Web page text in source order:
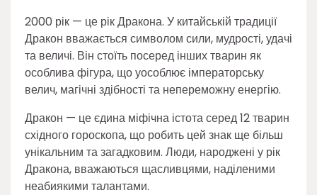
2000 рік — це рік Дракона. У китайській традиції
Дракон вважається символом сили, мудрості, удачі
та величі. Він стоїть посеред інших тварин як
особлива фігура, що уособлює імператорську
велич, магічні здібності та непереможну енергію.
Дракон — це єдина міфічна істота серед 12 тварин
східного гороскопа, що робить цей знак ще більш
унікальним та загадковим. Люди, народжені у рік
Дракона, вважаються щасливцями, наділеними
неабиякими талантами.